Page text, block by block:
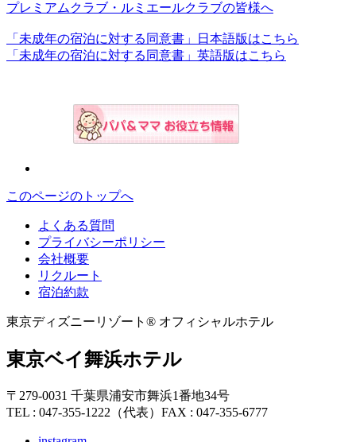
プレミアムクラブ・ルミエールクラブの皆様へ
「未成年の宿泊に対する同意書」日本語版はこちら
「未成年の宿泊に対する同意書」英語版はこちら
このページのトップへ
よくある質問
プライバシーポリシー
会社概要
リクルート
宿泊約款
東京ディズニーリゾート® オフィシャルホテル
東京ベイ舞浜ホテル
〒279-0031 千葉県浦安市舞浜1番地34号
TEL : 047-355-1222（代表） FAX : 047-355-6777